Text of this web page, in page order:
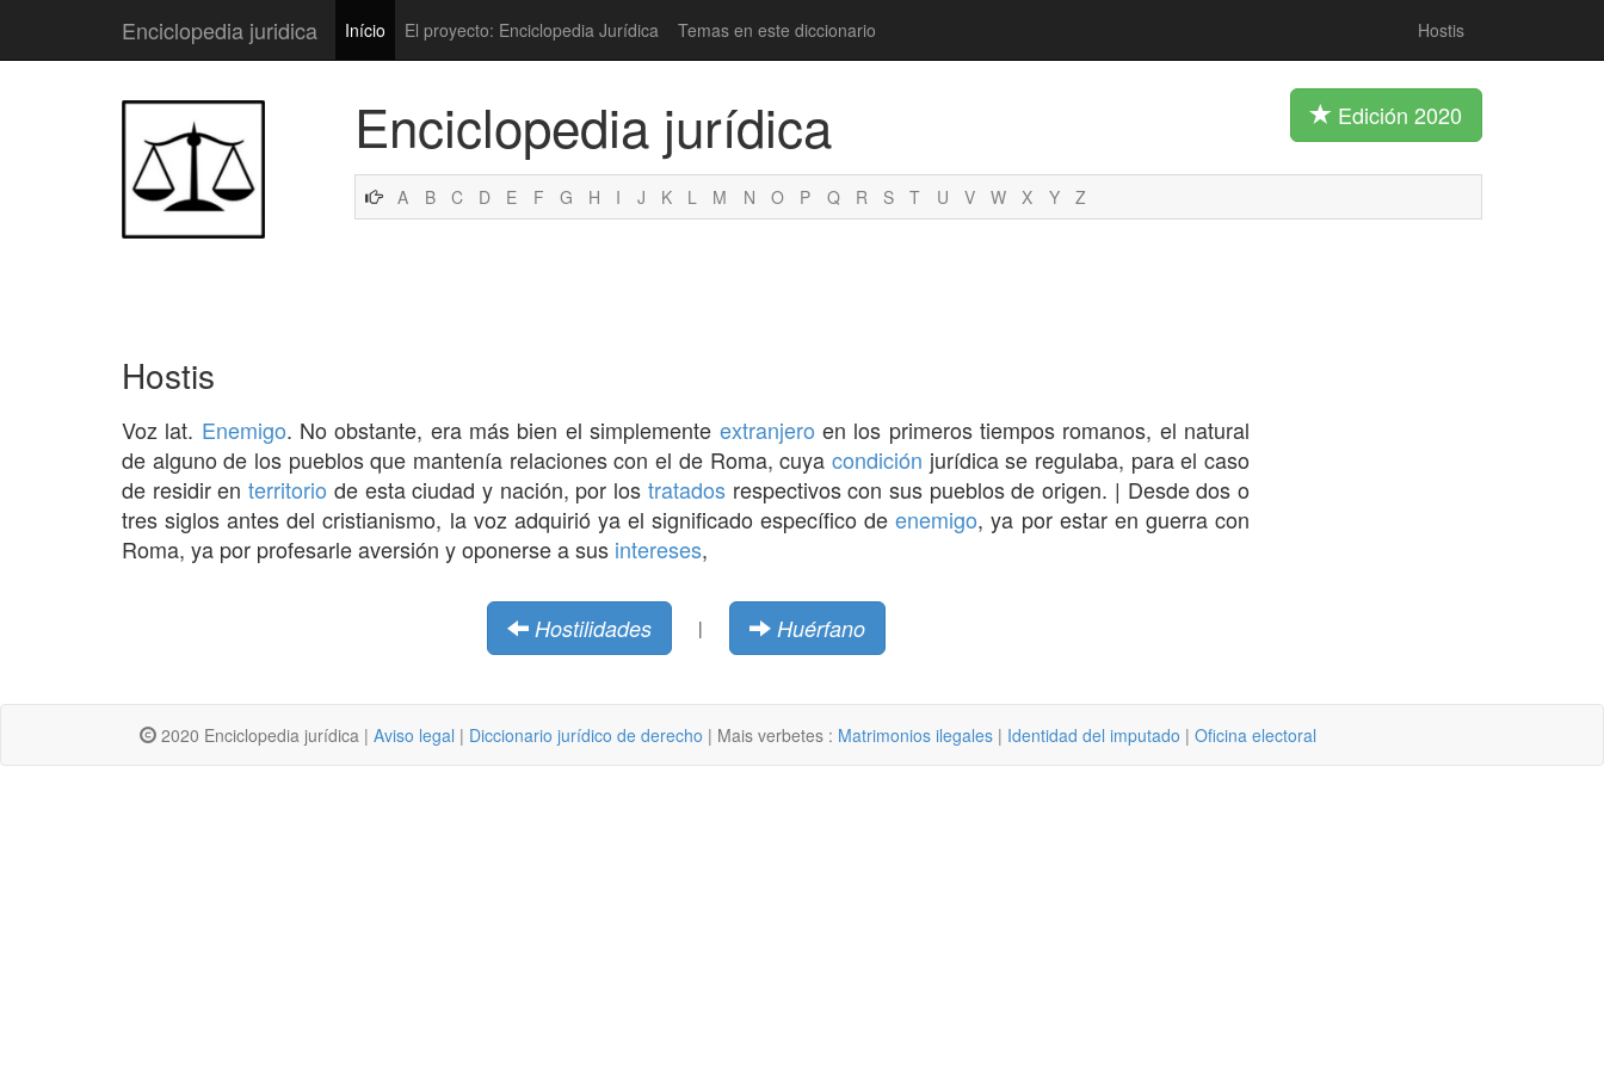
Enciclopedia juridica Início El proyecto: Enciclopedia Jurídica Temas en este diccionario Hostis
Enciclopedia jurídica Edición 2020
A B C D E F G H I J K L M N O P Q R S T U V W X Y Z
Hostis
Voz lat. Enemigo. No obstante, era más bien el simplemente extranjero en los primeros tiempos romanos, el natural
de alguno de los pueblos que mantenía relaciones con el de Roma, cuya condición jurídica se regulaba, para el caso
de residir enterritorio de esta ciudad y nación, por los tratadosrespectivos con sus pueblos de origen. | Desde dos o
tres siglos antes del cristianismo, la voz adquirió ya el significado específico deenemigo, ya por estar en guerra con
Roma, ya por profesarle aversión y oponerse a sus intereses,
Hostilidades | Huérfano
2020 Enciclopedia jurídica | Aviso legal | Diccionario jurídico de derecho | Mais verbetes : Matrimonios ilegales | Identidad del imputado | Oficina electoral